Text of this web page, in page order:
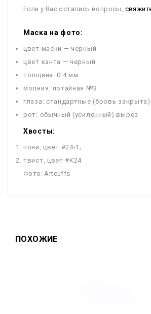
Если у Вас остались вопросы,
Маска на фото:
цвет маски — черный
цвет канта — черный
толщина: 0.4 мм
молния: потайная №3
глаза: стандартные (бровь закрыта)
рот: обычный (усиленный) вырез
Хвосты:
пони, цвет #24-1;
твист, цвет #K24
Фото: Artcuffs
ПОХОЖИЕ